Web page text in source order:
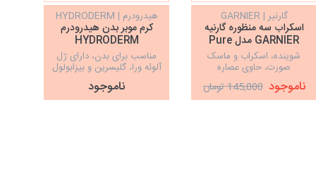
گارنیر | GARNIER
اسکراب سه منظوره گارنیه
GARNIER مدل Pure
Active
شوینده، اسکراب و ماسک
صورت، حاوی عصاره
پوست‌های چرب و مختلط، لایه
بردار
ناموجود 145,000 تومان
هیدرودرم | HYDRODERM
کرم موبر بدن هیدرودرم
HYDRODERM
مناسب برای بدن، دارای ژل
آلوئه ورا، گلیسرین و بیزابولول
ناموجود